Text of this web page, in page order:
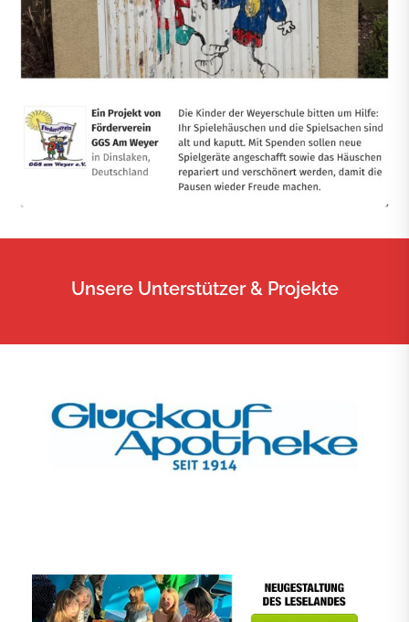
Unsere Unterstützer & Projekte